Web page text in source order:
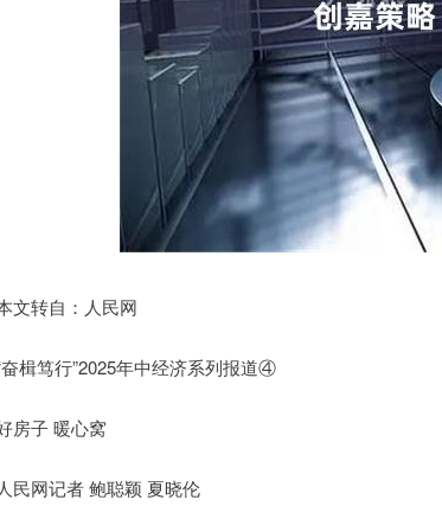
文转自：人民网
奋楫笃行”2025年中经济系列报道④
房子 暖心窝
人民网记者 鲍聪颖 夏晓伦